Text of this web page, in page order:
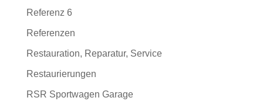
Referenz 6
Referenzen
Restauration, Reparatur, Service
Restaurierungen
RSR Sportwagen Garage